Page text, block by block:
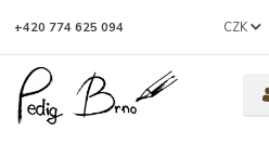
CZK
+420 774 625 094